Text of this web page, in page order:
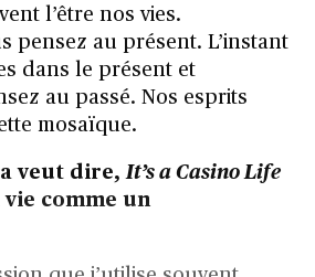
l’être nos vies.
pensez au présent. L’instant
dans le présent et
au passé. Nos esprits
mosaïque.
veut dire,It’s a Casino Life
comme un